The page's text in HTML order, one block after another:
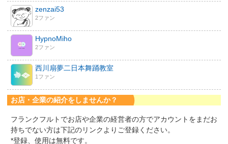
zenzai53
2ファン
HypnoMiho
2ファン
西川扇夢二日本舞踊教室
1ファン
お店・企業の紹介をしませんか？
フランクフルトでお店や企業の経営者の方でアカウントをまだお
持ちでない方は下記のリンクよりご登録ください。
*登録、使用は無料です。